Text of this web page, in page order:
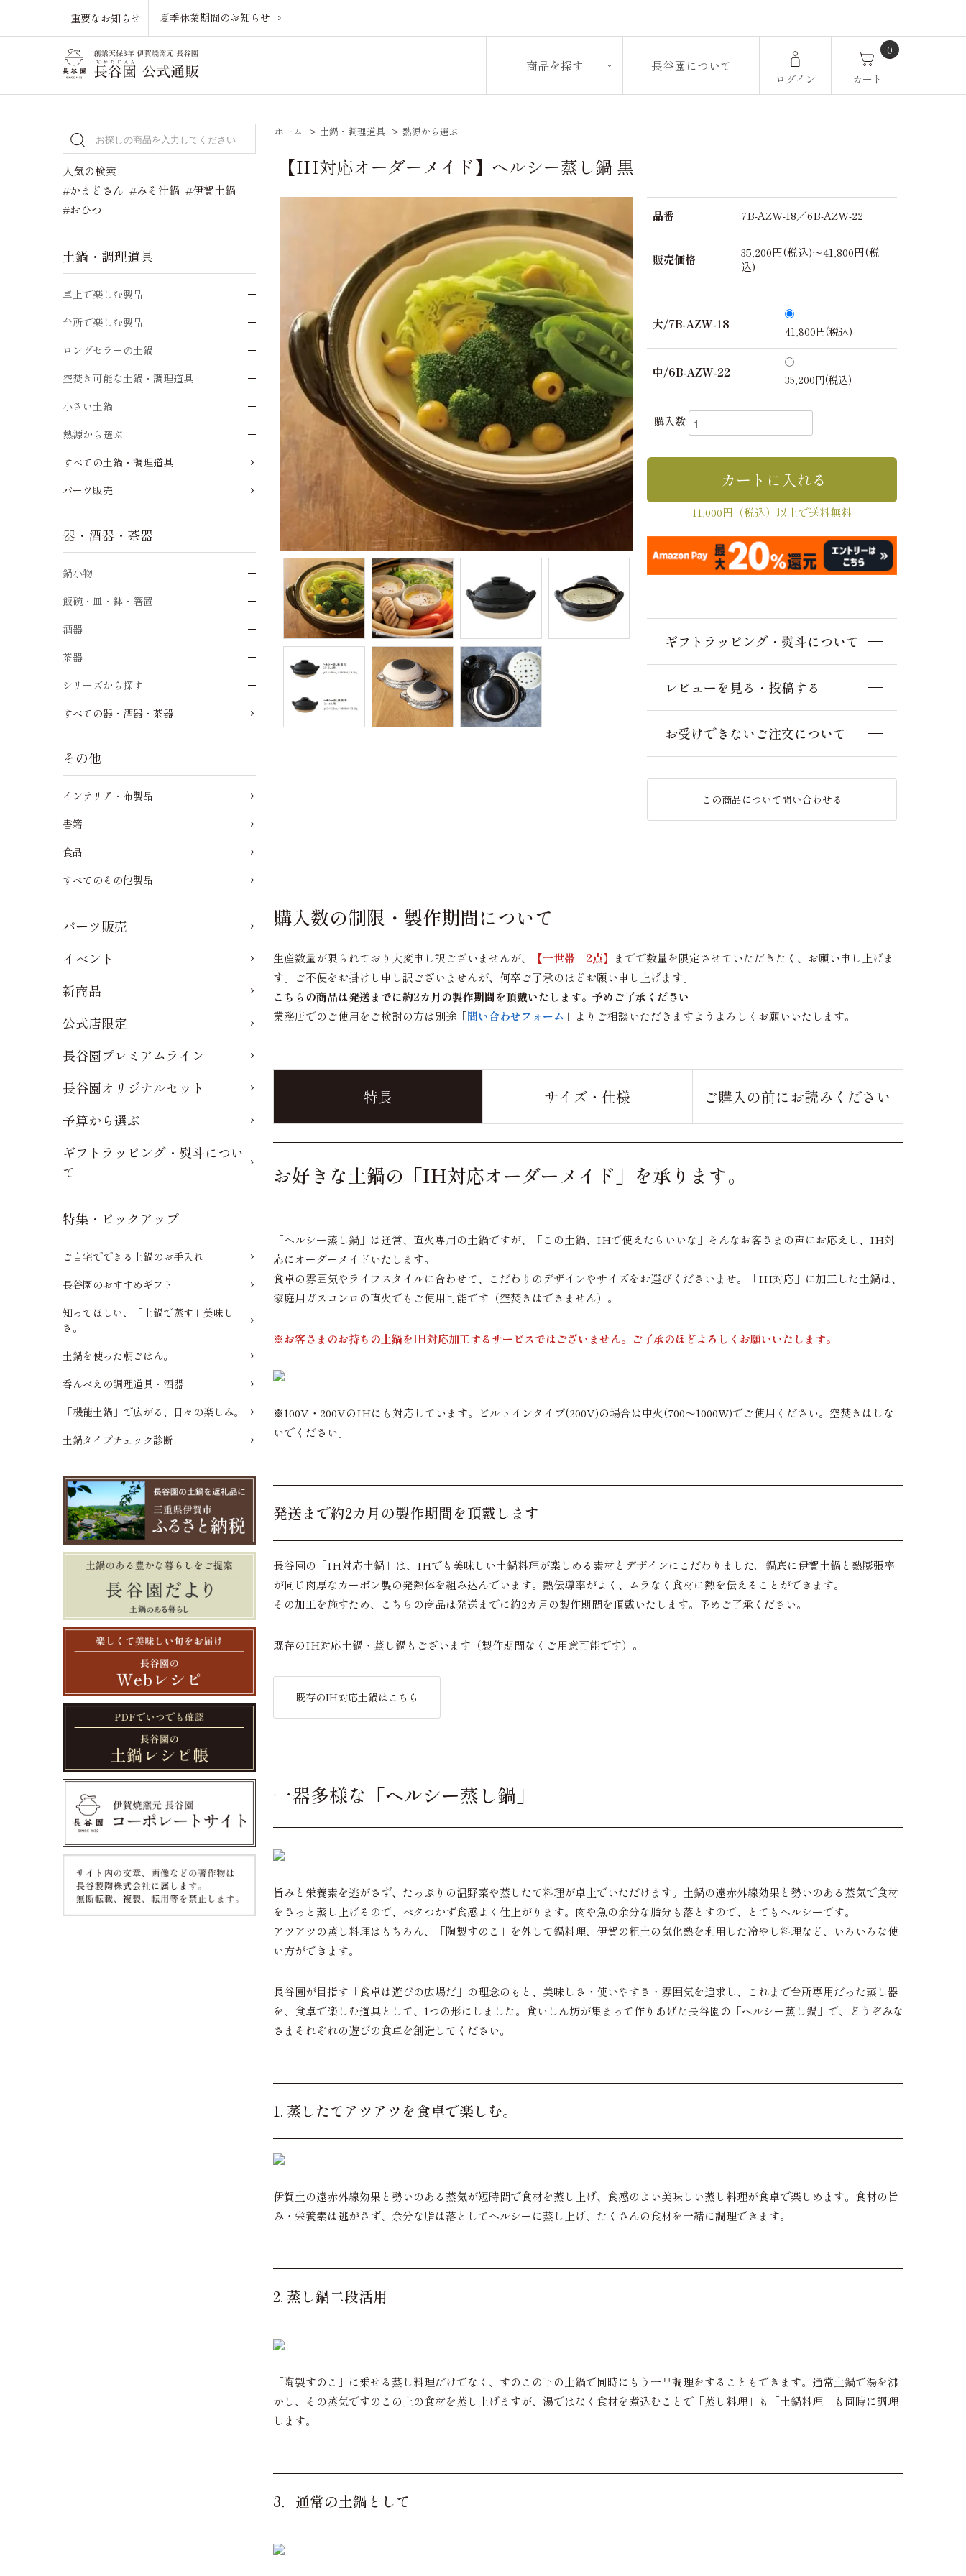
重要なお知らせ 夏季休業期間のお知らせ
商品を探す 長谷園について
ログイン
0
カート
ホーム > 土鍋・調理道具 > 熱源から選ぶ
【IH対応オーダーメイド】ヘルシー蒸し鍋 黒
品番 7B-AZW-18／6B-AZW-22
販売価格
35,200円(税込)～41,800円(税
込)
大/7B-AZW-18 41,800円(税込)
中/6B-AZW-22 35,200円(税込)
購入数
11,000円（税込）以上で送料無料
ギフトラッピング・熨斗について
レビューを見る・投稿する
お受けできないご注文について
この商品について問い合わせる
購入数の制限・製作期間について
生産数量が限られており大変申し訳ございませんが、 【一世帯 2点】 までで数量を限定させていただきたく、お願い申し上げま
す。ご不便をお掛けし申し訳ございませんが、何卒ご了承のほどお願い申し上げます。
こちらの商品は発送までに約2カ月の製作期間を頂戴いたします。予めご了承ください
業務店でのご使用をご検討の方は別途「問い合わせフォーム 」よりご相談いただきますようよろしくお願いいたします。
特長 サイズ・仕様 ご購入の前にお読みください
お好きな土鍋の「IH対応オーダーメイド」を承ります。
「ヘルシー蒸し鍋」は通常、直火専用の土鍋ですが、「この土鍋、IHで使えたらいいな」そんなお客さまの声にお応えし、IH対
応にオーダーメイドいたします。
食卓の雰囲気やライフスタイルに合わせて、こだわりのデザインやサイズをお選びくださいませ。「IH対応」に加工した土鍋は、
家庭用ガスコンロの直火でもご使用可能です（空焚きはできません）。
※お客さまのお持ちの土鍋をIH対応加工するサービスではございません。ご了承のほどよろしくお願いいたします。
※100V・200VのIHにも対応しています。ビルトインタイプ(200V)の場合は中火(700～1000W)でご使用ください。空焚きはしな
いでください。
発送まで約2カ月の製作期間を頂戴します
長谷園の「IH対応土鍋」は、IHでも美味しい土鍋料理が楽しめる素材とデザインにこだわりました。鍋底に伊賀土鍋と熱膨張率
が同じ肉厚なカーボン製の発熱体を組み込んでいます。熱伝導率がよく、ムラなく食材に熱を伝えることができます。
その加工を施すため、こちらの商品は発送までに約2カ月の製作期間を頂戴いたします。予めご了承ください。
既存のIH対応土鍋・蒸し鍋もございます（製作期間なくご用意可能です）。
既存のIH対応土鍋はこちら
一器多様な「ヘルシー蒸し鍋」
旨みと栄養素を逃がさず、たっぷりの温野菜や蒸したて料理が卓上でいただけます。土鍋の遠赤外線効果と勢いのある蒸気で食材
をさっと蒸し上げるので、ベタつかず食感よく仕上がります。肉や魚の余分な脂分も落とすので、とてもヘルシーです。
アツアツの蒸し料理はもちろん、「陶製すのこ」を外して鍋料理、伊賀の粗土の気化熱を利用した冷やし料理など、いろいろな使
い方ができます。
長谷園が目指す「食卓は遊びの広場だ」の理念のもと、美味しさ・使いやすさ・雰囲気を追求し、これまで台所専用だった蒸し器
を、食卓で楽しむ道具として、1つの形にしました。食いしん坊が集まって作りあげた長谷園の「ヘルシー蒸し鍋」で、どうぞみな
さまそれぞれの遊びの食卓を創造してください。
1. 蒸したてアツアツを食卓で楽しむ。
伊賀土の遠赤外線効果と勢いのある蒸気が短時間で食材を蒸し上げ、食感のよい美味しい蒸し料理が食卓で楽しめます。食材の旨
み・栄養素は逃がさず、余分な脂は落としてヘルシーに蒸し上げ、たくさんの食材を一緒に調理できます。
2. 蒸し鍋二段活用
「陶製すのこ」に乗せる蒸し料理だけでなく、すのこの下の土鍋で同時にもう一品調理をすることもできます。通常土鍋で湯を沸
かし、その蒸気ですのこの上の食材を蒸し上げますが、湯ではなく食材を煮込むことで「蒸し料理」も「土鍋料理」も同時に調理
します。
3．通常の土鍋として
人気の検索
#かまどさん #みそ汁鍋 #伊賀土鍋
#おひつ
土鍋・調理道具
卓上で楽しむ製品
台所で楽しむ製品
ロングセラーの土鍋
空焚き可能な土鍋・調理道具
小さい土鍋
熱源から選ぶ
すべての土鍋・調理道具
パーツ販売
器・酒器・茶器
鍋小物
飯碗・皿・鉢・箸置
酒器
茶器
シリーズから探す
すべての器・酒器・茶器
その他
インテリア・布製品
書籍
食品
すべてのその他製品
パーツ販売
イベント
新商品
公式店限定
長谷園プレミアムライン
長谷園オリジナルセット
予算から選ぶ
ギフトラッピング・熨斗につい
て
特集・ピックアップ
ご自宅でできる土鍋のお手入れ
長谷園のおすすめギフト
知ってほしい、「土鍋で蒸す」美味し
さ。
土鍋を使った朝ごはん。
呑んべえの調理道具・酒器
「機能土鍋」で広がる、日々の楽しみ。
土鍋タイプチェック診断